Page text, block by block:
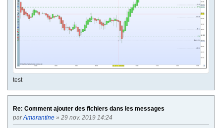
test
Re: Comment ajouter des fichiers dans les messages
parAmarantine » 29 nov. 2019 14:24